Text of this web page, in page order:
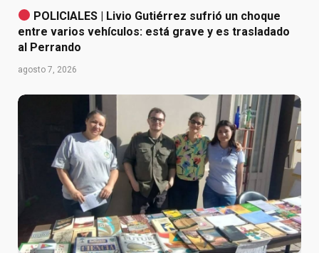
POLICIALES | Livio Gutiérrez sufrió un choque
entre varios vehículos: está grave y es trasladado
al Perrando
agosto 7, 2026